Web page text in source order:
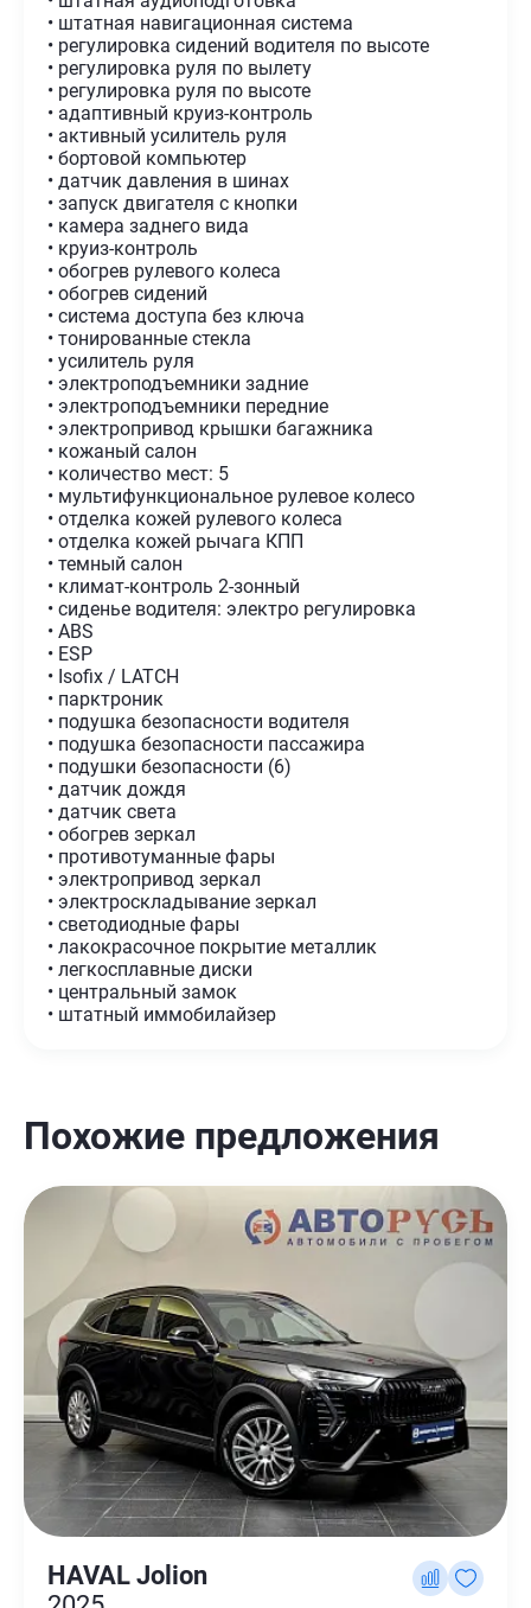
• штатная навигационная система
• регулировка сидений водителя по высоте
• регулировка руля по вылету
• регулировка руля по высоте
• адаптивный круиз-контроль
• активный усилитель руля
• бортовой компьютер
• датчик давления в шинах
• запуск двигателя с кнопки
• камера заднего вида
• круиз-контроль
• обогрев рулевого колеса
• обогрев сидений
• система доступа без ключа
• тонированные стекла
• усилитель руля
• электроподъемники задние
• электроподъемники передние
• электропривод крышки багажника
• кожаный салон
• количество мест: 5
• мультифункциональное рулевое колесо
• отделка кожей рулевого колеса
• отделка кожей рычага КПП
• темный салон
• климат-контроль 2-зонный
• сиденье водителя: электро регулировка
• ABS
• ESP
• Isofix / LATCH
• парктроник
• подушка безопасности водителя
• подушка безопасности пассажира
• подушки безопасности (6)
• датчик дождя
• датчик света
• обогрев зеркал
• противотуманные фары
• электропривод зеркал
• электроскладывание зеркал
• светодиодные фары
• лакокрасочное покрытие металлик
• легкосплавные диски
• центральный замок
• штатный иммобилайзер
Похожие предложения
HAVAL Jolion